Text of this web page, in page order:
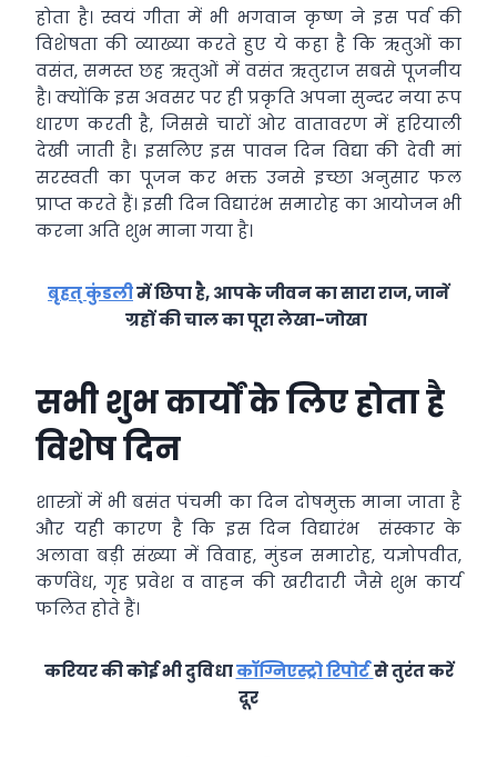
होता है। स्वयं गीता में भी भगवान कृष्ण ने इस पर्व की
विशेषता की व्याख्या करते हुए ये कहा है कि ऋतुओं का
वसंत, समस्त छह ऋतुओं में वसंत ऋतुराज सबसे पूजनीय
है। क्योंकि इस अवसर पर ही प्रकृति अपना सुन्दर नया रूप
धारण करती है, जिससे चारों ओर वातावरण में हरियाली
देखी जाती है। इसलिए इस पावन दिन विद्या की देवी मां
सरस्वती का पूजन कर भक्त उनसे इच्छा अनुसार फल
प्राप्त करते हैं। इसी दिन विद्यारंभ समारोह का आयोजन भी
करना अति शुभ माना गया है।
बृहत् कुंडलीमें छिपा है, आपके जीवन का सारा राज, जानें
ग्रहों की चाल का पूरा लेखा-जोखा
सभी शुभ कार्यों के लिए होता है
विशेष दिन
शास्त्रों में भी बसंत पंचमी का दिन दोषमुक्त माना जाता है
और यही कारण है कि इस दिन विद्यारंभ संस्कार के
अलावा बड़ी संख्या में विवाह, मुंडन समारोह, यज्ञोपवीत,
कर्णवेध, गृह प्रवेश व वाहन की खरीदारी जैसे शुभ कार्य
फलित होते हैं।
करियर की कोई भी दुविधाकॉग्निएस्ट्रो रिपोर्ट से तुरंत करें
दूर